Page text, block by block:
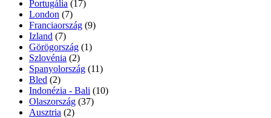
Portugália (17)
London (7)
Franciaország (9)
Izland (7)
Görögország (1)
Szlovénia (2)
Spanyolország (11)
Bled (2)
Indonézia - Bali (10)
Olaszország (37)
Ausztria (2)